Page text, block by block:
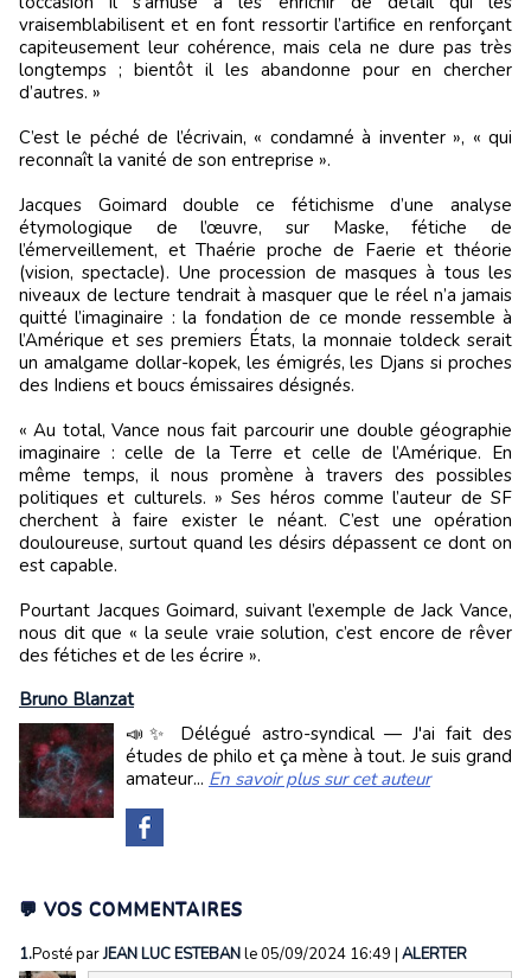
vraisemblabilisent et en font ressortir l’artifice en renforçant
capiteusement leur cohérence, mais cela ne dure pas très
longtemps ; bientôt il les abandonne pour en chercher
d’autres. »
C’est le péché de l’écrivain, « condamné à inventer », « qui
reconnaît la vanité de son entreprise ».
Jacques Goimard double ce fétichisme d’une analyse
étymologique de l’œuvre, sur Maske, fétiche de
l’émerveillement, et Thaérie proche de Faerie et théorie
(vision, spectacle). Une procession de masques à tous les
niveaux de lecture tendrait à masquer que le réel n’a jamais
quitté l’imaginaire : la fondation de ce monde ressemble à
l’Amérique et ses premiers États, la monnaie toldeck serait
un amalgame dollar-kopek, les émigrés, les Djans si proches
des Indiens et boucs émissaires désignés.
« Au total, Vance nous fait parcourir une double géographie
imaginaire : celle de la Terre et celle de l’Amérique. En
même temps, il nous promène à travers des possibles
politiques et culturels. » Ses héros comme l’auteur de SF
cherchent à faire exister le néant. C’est une opération
douloureuse, surtout quand les désirs dépassent ce dont on
est capable.
Pourtant Jacques Goimard, suivant l’exemple de Jack Vance,
nous dit que « la seule vraie solution, c’est encore de rêver
des fétiches et de les écrire ».
Bruno Blanzat
📣✨ Délégué astro-syndical — J'ai fait des
études de philo et ça mène à tout. Je suis grand
amateur... En savoir plus sur cet auteur
💬 VOS COMMENTAIRES
1.Posté parJEAN LUC ESTEBANle 05/09/2024 16:49 | ALERTER